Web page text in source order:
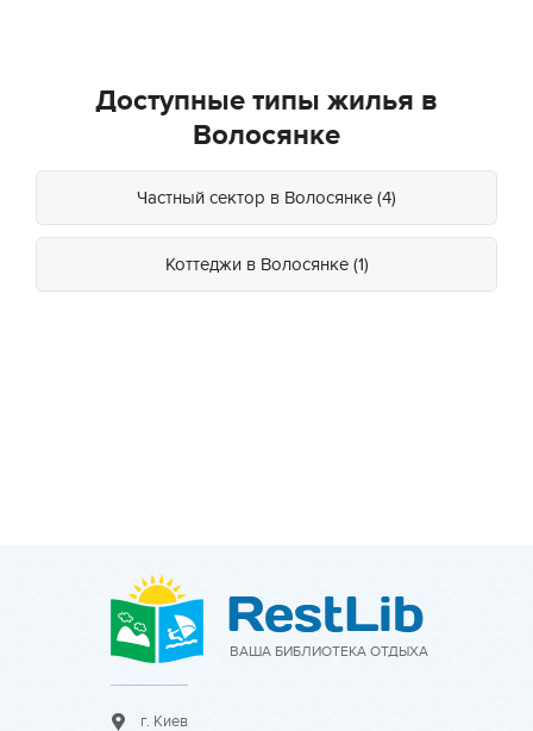
Доступные типы жилья в
Волосянке
Частный сектор в Волосянке (4)
Коттеджи в Волосянке (1)
ВАША БИБЛИОТЕКА ОТДЫХА
г. Киев